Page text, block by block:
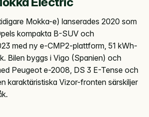
Mokka-e) lanserades 2020 som
kompakta B-SUV och
med ny e-CMP2-plattform, 51 kWh-
Bilen byggs i Vigo (Spanien) och
Peugeot e-2008, DS 3 E-Tense och
karaktäristiska Vizor-fronten särskiljer